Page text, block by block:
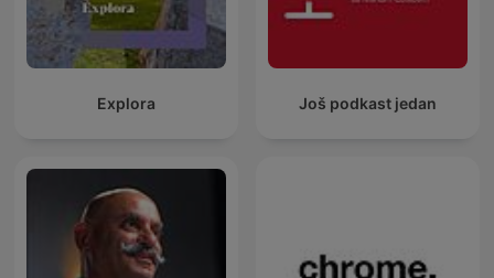
Explora Još podkast jedan